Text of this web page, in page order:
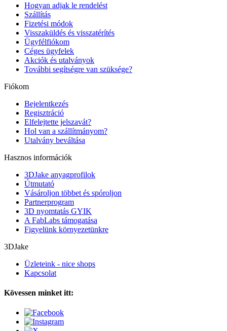
Hogyan adjak le rendelést
Szállítás
Fizetési módok
Visszaküldés és visszatérítés
Ügyfélfiókom
Céges ügyfelek
Akciók és utalványok
További segítségre van szüksége?
Fiókom
Bejelentkezés
Regisztráció
Elfelejtette jelszavát?
Hol van a szállítmányom?
Utalvány beváltása
Hasznos információk
3DJake anyagprofilok
Útmutató
Vásároljon többet és spóroljon
Partnerprogram
3D nyomtatás GYIK
A FabLabs támogatása
Figyelünk környezetünkre
3DJake
Üzleteink - nice shops
Kapcsolat
Kövessen minket itt: